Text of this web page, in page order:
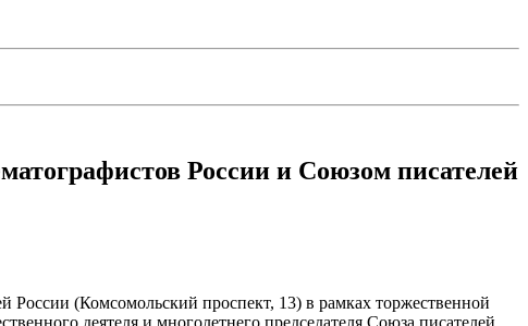
России и Союзом писателей
(Комсомольский проспект, 13) в рамках торжественной
деятеля и многолетнего председателя Союза писателей